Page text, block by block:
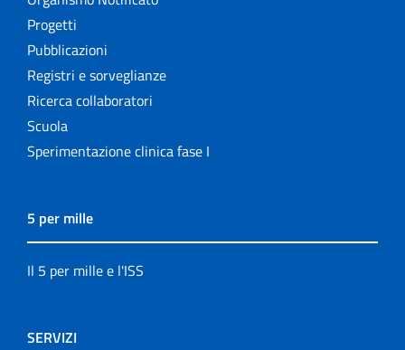
Progetti
Pubblicazioni
Registri e sorveglianze
Ricerca collaboratori
Scuola
Sperimentazione clinica fase I
5 per mille
Il 5 per mille e l'ISS
SERVIZI